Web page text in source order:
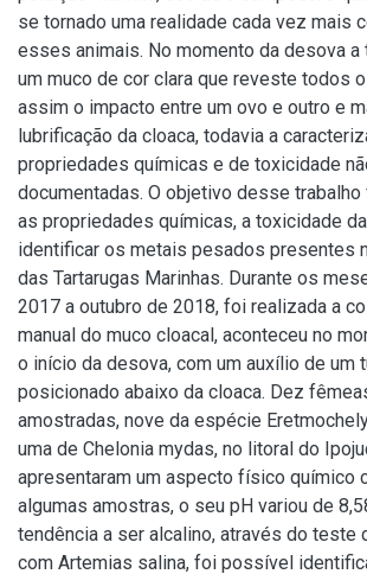
se tornado uma realidade cada vez mais
esses animais. No momento da desova a
um muco de cor clara que reveste todos
assim o impacto entre um ovo e outro e
lubrificação da cloaca, todavia a
propriedades químicas e de toxicidade
documentadas. O objetivo desse
as propriedades químicas, a toxicidade
identificar os metais pesados presentes
das Tartarugas Marinhas. Durante os
2017 a outubro de 2018, foi realizada a
manual do muco cloacal, aconteceu no
o início da desova, com um auxílio de um
posicionado abaixo da cloaca. Dez
amostradas, nove da espécie
uma de Chelonia mydas, no litoral do
apresentaram um aspecto físico químico
algumas amostras, o seu pH variou de
tendência a ser alcalino, através do teste
com Artemias salina, foi possível